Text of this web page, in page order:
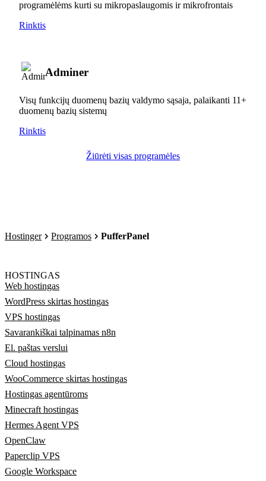
programėlėms kurti su mikropaslaugomis ir mikrofrontais
Rinktis
Adminer
Visų funkcijų duomenų bazių valdymo sąsaja, palaikanti 11+
duomenų bazių sistemų
Rinktis
Žiūrėti visas programėles
Hostinger Programos PufferPanel
HOSTINGAS
Web hostingas
WordPress skirtas hostingas
VPS hostingas
Savarankiškai talpinamas n8n
El. paštas verslui
Cloud hostingas
WooCommerce skirtas hostingas
Hostingas agentūroms
Minecraft hostingas
Hermes Agent VPS
OpenClaw
Paperclip VPS
Google Workspace